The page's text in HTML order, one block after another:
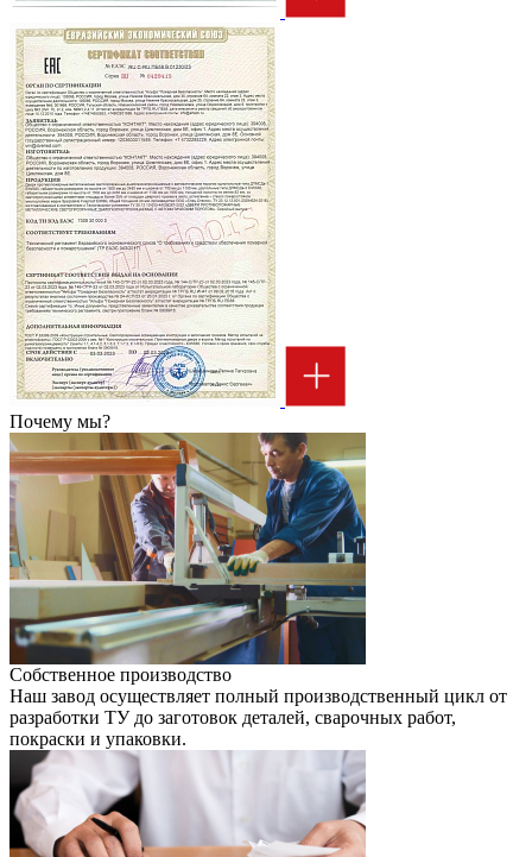
Почему мы?
Собственное производство
Наш завод осуществляет полный производственный цикл от
разработки ТУ до заготовок деталей, сварочных работ,
покраски и упаковки.